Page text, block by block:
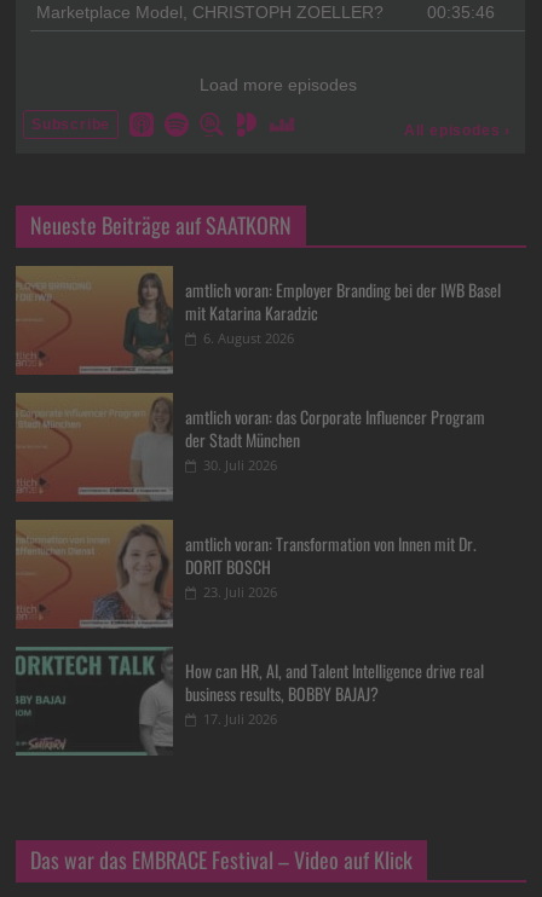
Neueste Beiträge auf SAATKORN
amtlich voran: Employer Branding bei der IWB Basel
mit Katarina Karadzic
6. August 2026
amtlich voran: das Corporate Influencer Program
der Stadt München
30. Juli 2026
amtlich voran: Transformation von Innen mit Dr.
DORIT BOSCH
23. Juli 2026
How can HR, AI, and Talent Intelligence drive real
business results, BOBBY BAJAJ?
17. Juli 2026
Das war das EMBRACE Festival – Video auf Klick